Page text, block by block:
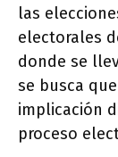
las
electorales
donde se
se busca
implicación
proceso